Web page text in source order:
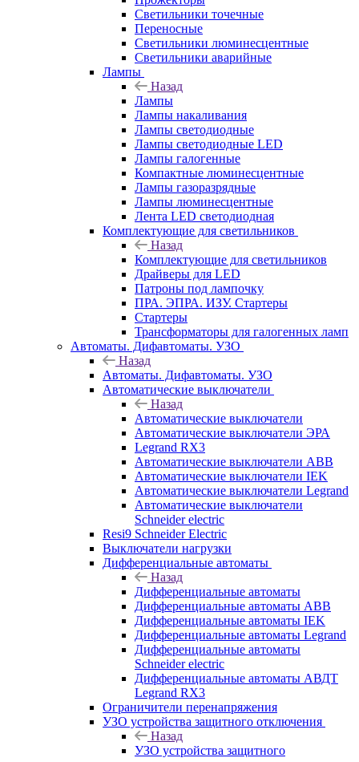
Cветильники точечные
Переносные
Светильники люминесцентные
Светильники аварийные
Лампы
Назад
Лампы
Лампы накаливания
Лампы светодиодные
Лампы светодиодные LED
Лампы галогенные
Компактные люминесцентные
Лампы газоразрядные
Лампы люминесцентные
Лента LED светодиодная
Комплектующие для светильников
Назад
Комплектующие для светильников
Драйверы для LED
Патроны под лампочку
ПРА. ЭПРА. ИЗУ. Стартеры
Стартеры
Трансформаторы для галогенных ламп
Автоматы. Дифавтоматы. УЗО
Назад
Автоматы. Дифавтоматы. УЗО
Автоматические выключатели
Назад
Автоматические выключатели
Автоматические выключатели ЭРА
Legrand RX3
Автоматические выключатели ABB
Автоматические выключатели IEK
Автоматические выключатели Legrand
Автоматические выключатели
Schneider electric
Resi9 Schneider Electric
Выключатели нагрузки
Дифференциальные автоматы
Назад
Дифференциальные автоматы
Дифференциальные автоматы ABB
Дифференциальные автоматы IEK
Дифференциальные автоматы Legrand
Дифференциальные автоматы
Schneider electric
Дифференциальные автоматы АВДТ
Legrand RX3
Ограничители перенапряжения
УЗО устройства защитного отключения
Назад
УЗО устройства защитного